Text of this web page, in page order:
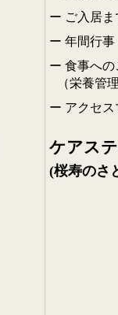
ご入居
年間行事
食事への
（栄養管
アクセス
ケアス
(桜寿のさ